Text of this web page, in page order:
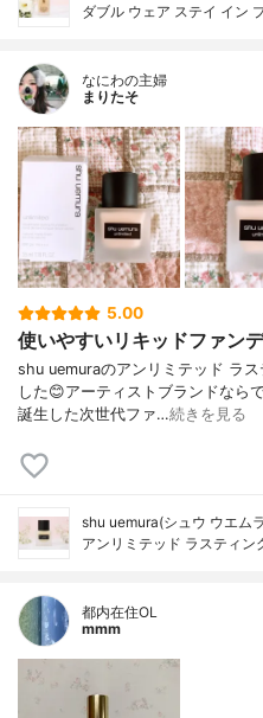
ダブル ウェア ステイ イン
なにわの主婦
まりたそ
5.00
使いやすいリキッドファン
shu uemuraのアンリミテッド ラ
した😊アーティストブランドなら
誕生した次世代ファ…続きを見る
shu uemura(シュウ ウエム
アンリミテッド ラスティン
都内在住OL
mmm